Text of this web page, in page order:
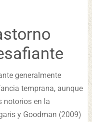
generalmente
temprana, aunque
notorios en la
y Goodman (2009)